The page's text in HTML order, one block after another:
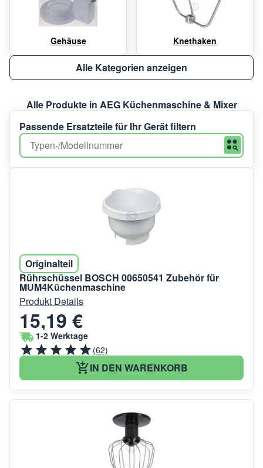
Gehäuse Knethaken
Alle Kategorien anzeigen
Alle Produkte in AEG Küchenmaschine & Mixer
Passende Ersatzteile für Ihr Gerät filtern
Originalteil
Rührschüssel BOSCH 00650541 Zubehör für
MUM4Küchenmaschine
Produkt Details
15,19 €
1-2 Werktage
(62)
IN DEN WARENKORB